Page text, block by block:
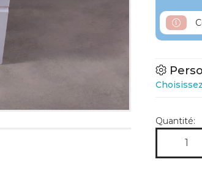
Sur Mesure
Quantité: